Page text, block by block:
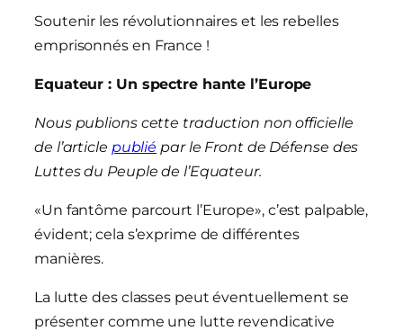
Soutenir les révolutionnaires et les rebelles
emprisonnés en France !
Equateur : Un spectre hante l’Europe
Nous publions cette traduction non officielle
de l’article publié par le Front de Défense des
Luttes du Peuple de l’Equateur.
«Un fantôme parcourt l’Europe», c’est palpable,
évident; cela s’exprime de différentes
manières.
La lutte des classes peut éventuellement se
présenter comme une lutte revendicative